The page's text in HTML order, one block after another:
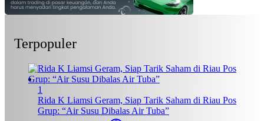
Terpopuler
1
Rida K Liamsi Geram, Siap Tarik Saham di Riau Pos
Grup: “Air Susu Dibalas Air Tuba”